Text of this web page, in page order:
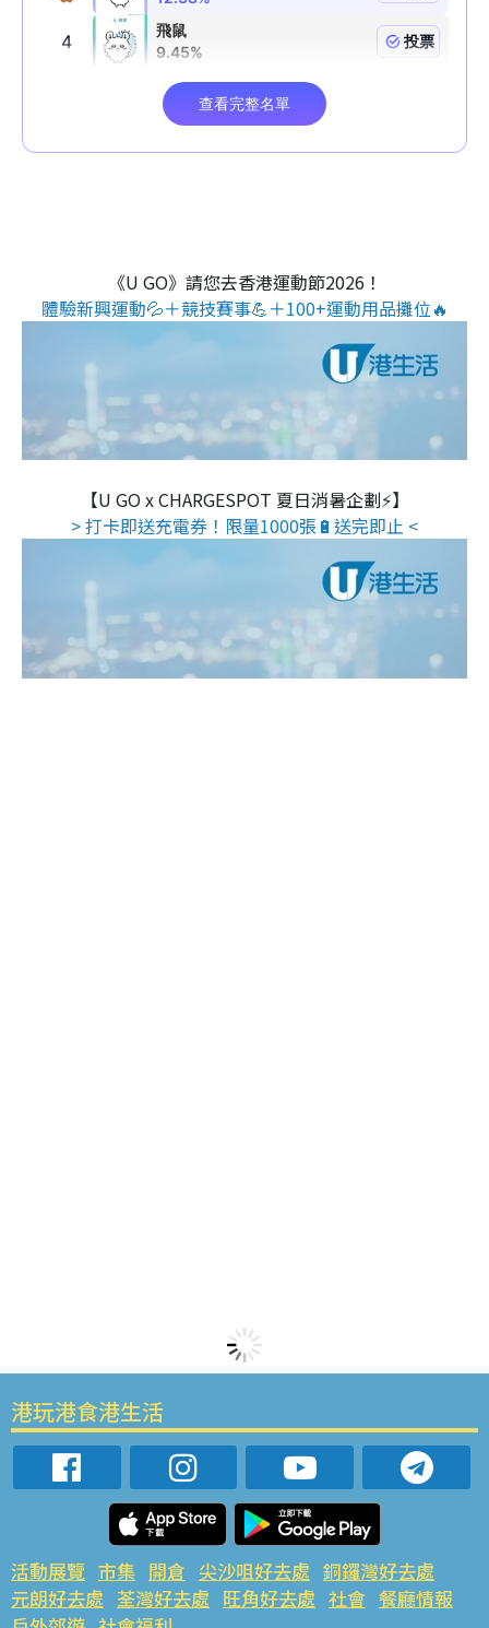
《U GO》請您去香港運動節2026！
體驗新興運動💦＋競技賽事💪＋100+運動用品攤位🔥
【U GO x CHARGESPOT 夏日消暑企劃⚡】
> 打卡即送充電券！限量1000張🔋送完即止 <
港玩港食港生活
活動展覽 市集 開倉 尖沙咀好去處 銅鑼灣好去處
元朗好去處 荃灣好去處 旺角好去處 社會 餐廳情報